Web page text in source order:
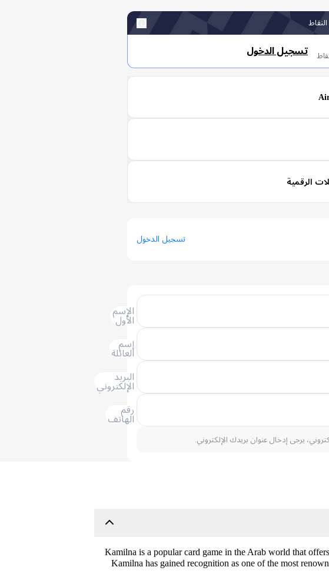
تسجيل الدخول
الرقمية
تسجيل الدخول
الإسم
الأول
إسم
العائلة
البريد
الإلكتروني
رقم
الهاتف
يرجى إدخال عنوان بريدك الإلكتروني.
Kamilna is a popular card game in the Arab world that
Kamilna has gained recognition as one of the most